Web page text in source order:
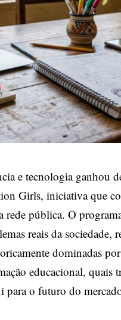
e tecnologia ganhou
Girls, iniciativa que
rede pública. O
reais da sociedade,
dominadas
educacional, quais
o futuro do